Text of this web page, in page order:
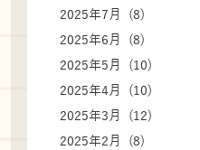
2025年7月 (8)
2025年6月 (8)
2025年5月 (10)
2025年4月 (10)
2025年3月 (12)
2025年2月 (8)